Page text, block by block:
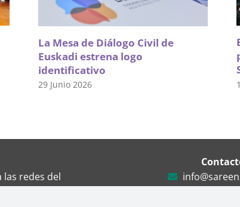
La Mesa de Diálogo Civil de
Euskadi estrena logo
identificativo
29 Junio 2026
las redes del